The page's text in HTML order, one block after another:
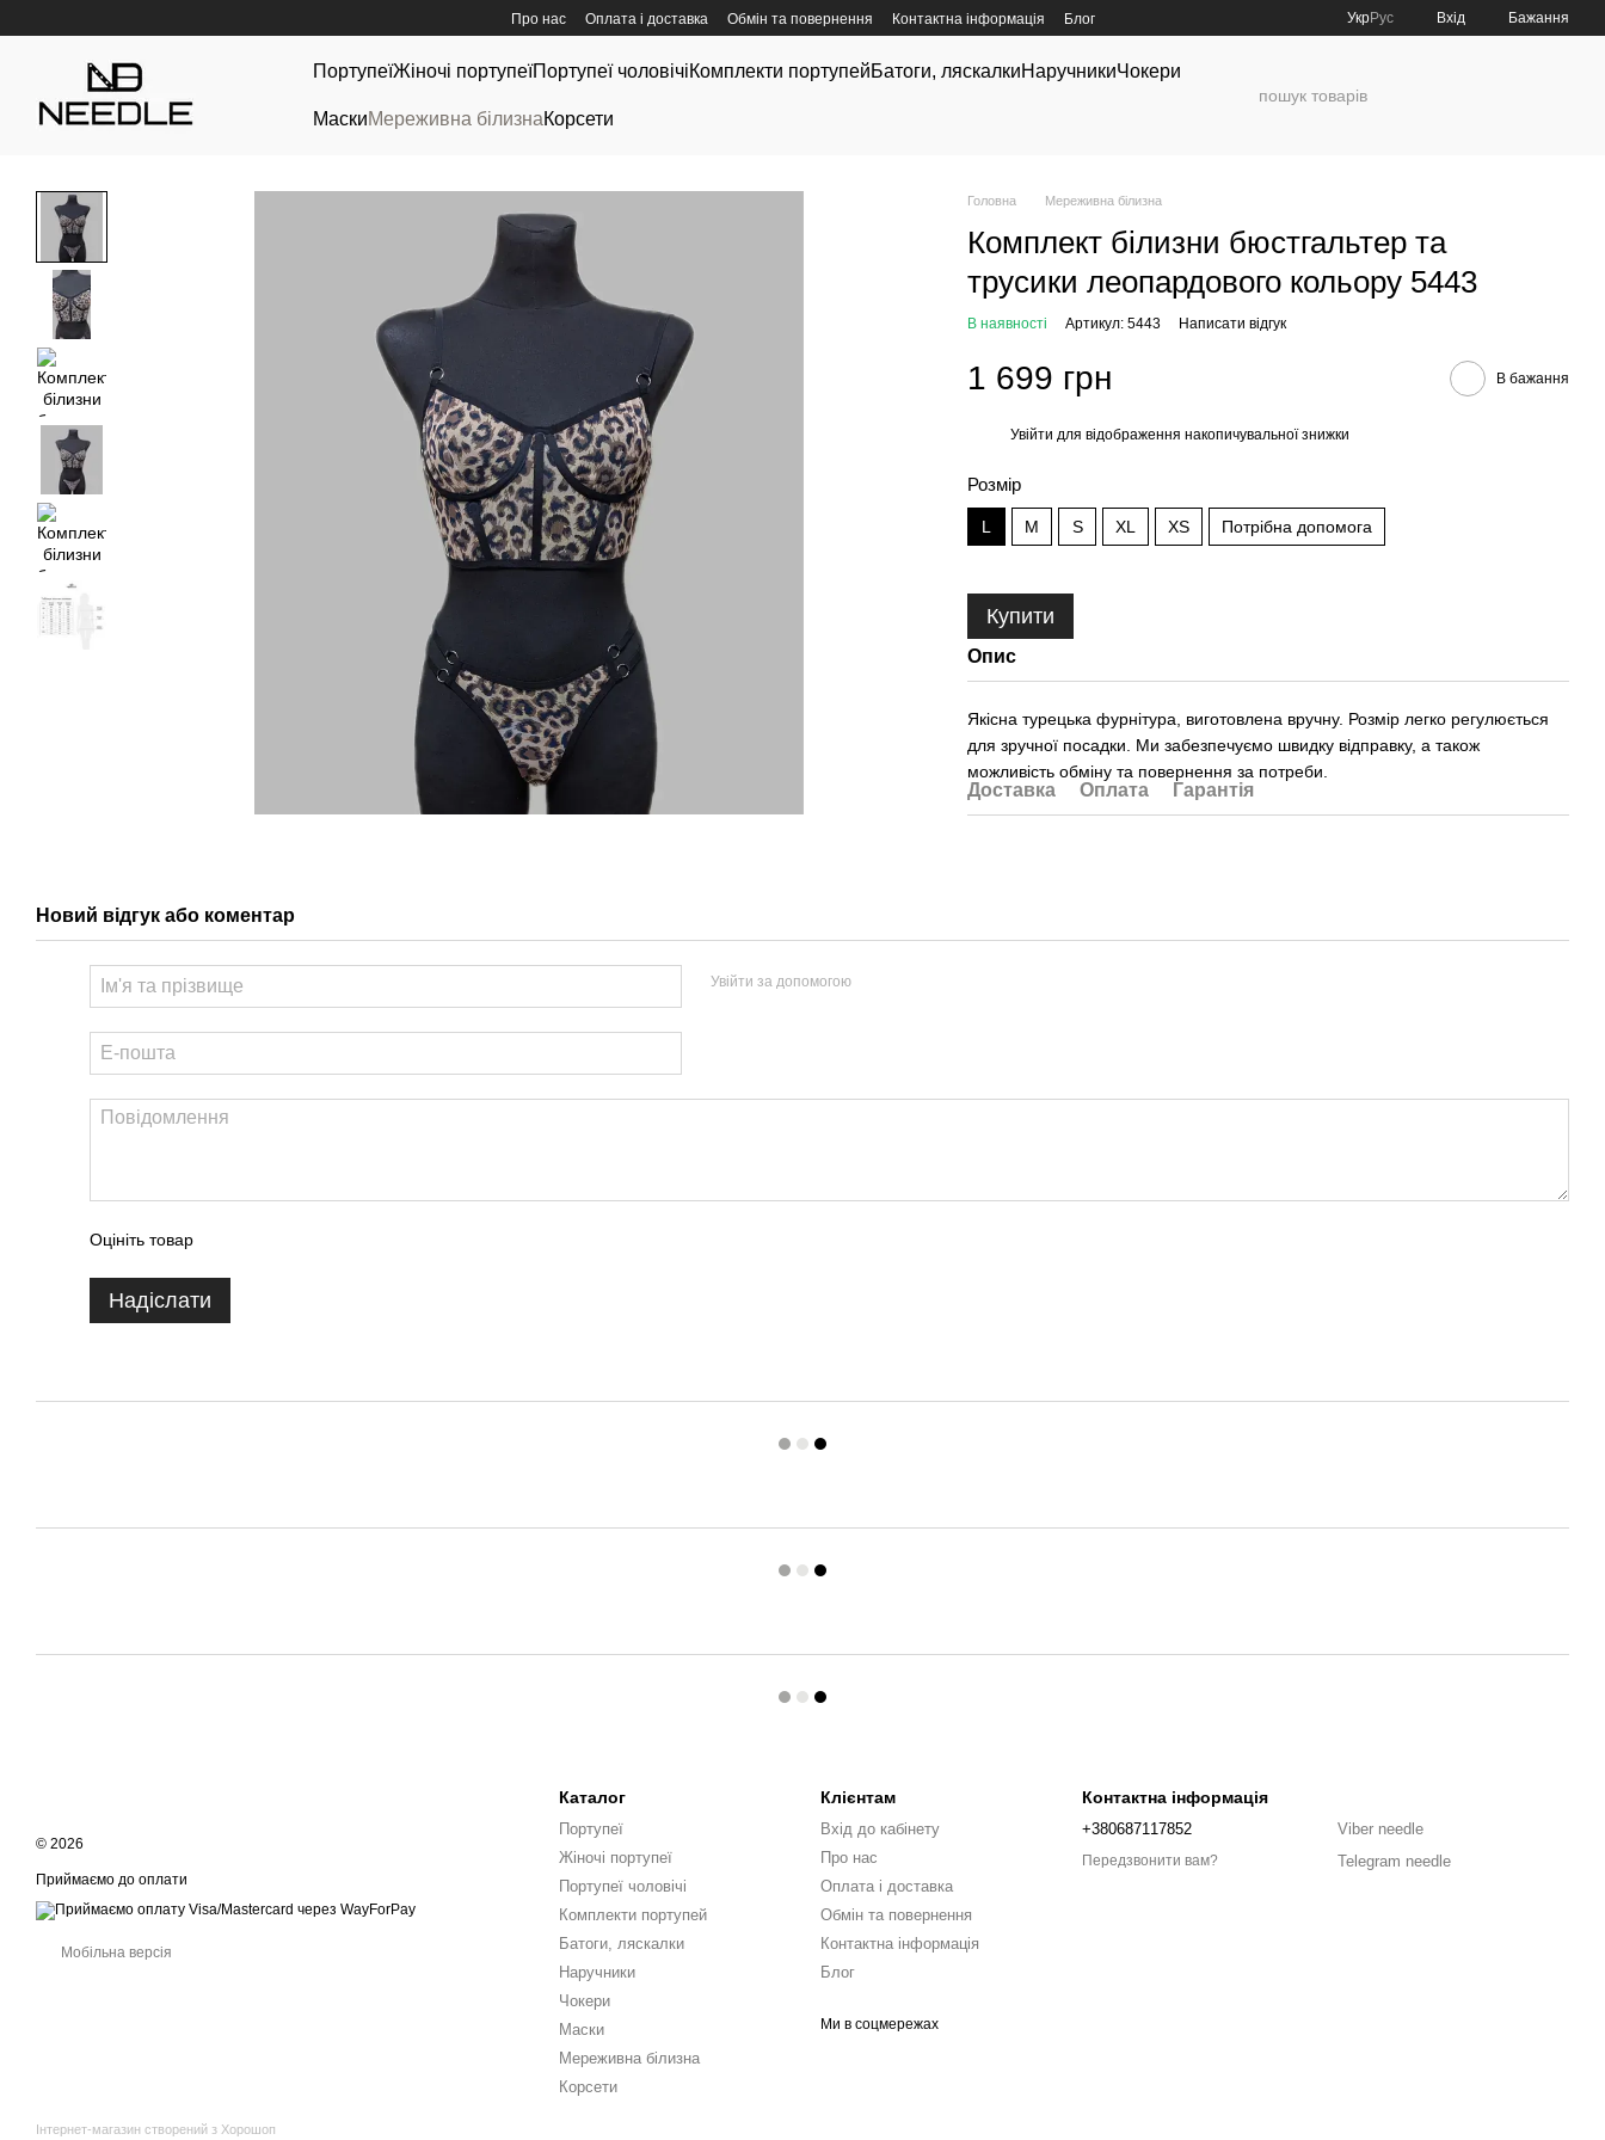
Про нас Оплата і доставка Обмін та повернення Контактна інформація Блог УкрРус Вхід Бажання
ПортупеїЖіночі портупеїПортупеї чоловічіКомплекти портупейБатоги, ляскалкиНаручникиЧокери
МаскиМереживна білизнаКорсети
Головна Мереживна білизна
Комплект білизни бюстгальтер та
трусики леопардового кольору 5443
В наявності Артикул: 5443 Написати відгук
1 699 грн В бажання
Увійти для відображення накопичувальної знижки
Розмір
L M S XL XS Потрібна допомога
Купити
Опис
Якісна турецька фурнітура, виготовлена вручну. Розмір легко регулюється
для зручної посадки. Ми забезпечуємо швидку відправку, а також
можливість обміну та повернення за потреби.
Доставка Оплата Гарантія
Новий відгук або коментар
Увійти за допомогою
Оцініть товар
Надіслати
© 2026
Приймаємо до оплати
Мобільна версія
Інтернет-магазин створений з Хорошоп
Каталог
Портупеї
Жіночі портупеї
Портупеї чоловічі
Комплекти портупей
Батоги, ляскалки
Наручники
Чокери
Маски
Мереживна білизна
Корсети
Клієнтам
Вхід до кабінету
Про нас
Оплата і доставка
Обмін та повернення
Контактна інформація
Блог
Ми в соцмережах
Контактна інформація
+380687117852
Передзвонити вам?
Viber needle
Telegram needle